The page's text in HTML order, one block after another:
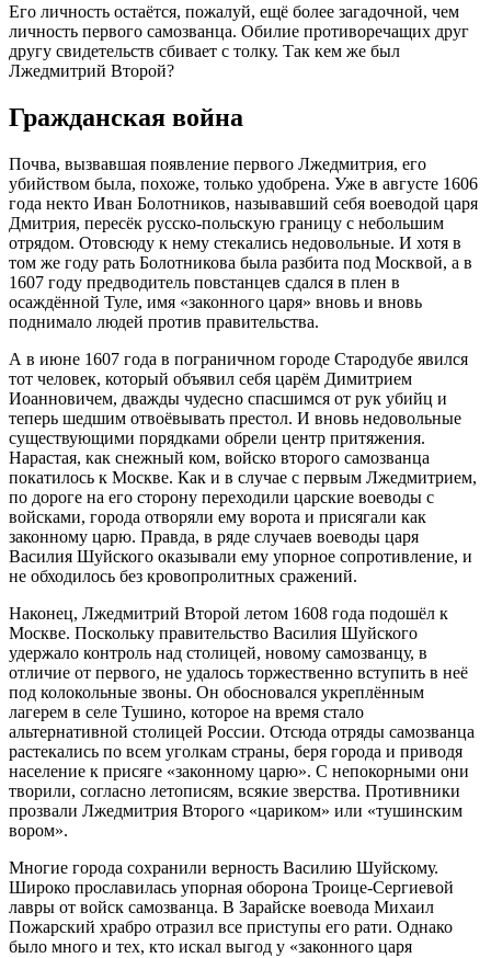
Его личность остаётся, пожалуй, ещё более загадочной, чем
личность первого самозванца. Обилие противоречащих друг
другу свидетельств сбивает с толку. Так кем же был
Лжедмитрий Второй?
Гражданская война
Почва, вызвавшая появление первого Лжедмитрия, его
убийством была, похоже, только удобрена. Уже в августе 1606
года некто Иван Болотников, называвший себя воеводой царя
Дмитрия, пересёк русско-польскую границу с небольшим
отрядом. Отовсюду к нему стекались недовольные. И хотя в
том же году рать Болотникова была разбита под Москвой, а в
1607 году предводитель повстанцев сдался в плен в
осаждённой Туле, имя «законного царя» вновь и вновь
поднимало людей против правительства.
А в июне 1607 года в пограничном городе Стародубе явился
тот человек, который объявил себя царём Димитрием
Иоанновичем, дважды чудесно спасшимся от рук убийц и
теперь шедшим отвоёвывать престол. И вновь недовольные
существующими порядками обрели центр притяжения.
Нарастая, как снежный ком, войско второго самозванца
покатилось к Москве. Как и в случае с первым Лжедмитрием,
по дороге на его сторону переходили царские воеводы с
войсками, города отворяли ему ворота и присягали как
законному царю. Правда, в ряде случаев воеводы царя
Василия Шуйского оказывали ему упорное сопротивление, и
не обходилось без кровопролитных сражений.
Наконец, Лжедмитрий Второй летом 1608 года подошёл к
Москве. Поскольку правительство Василия Шуйского
удержало контроль над столицей, новому самозванцу, в
отличие от первого, не удалось торжественно вступить в неё
под колокольные звоны. Он обосновался укреплённым
лагерем в селе Тушино, которое на время стало
альтернативной столицей России. Отсюда отряды самозванца
растекались по всем уголкам страны, беря города и приводя
население к присяге «законному царю». С непокорными они
творили, согласно летописям, всякие зверства. Противники
прозвали Лжедмитрия Второго «цариком» или «тушинским
вором».
Многие города сохранили верность Василию Шуйскому.
Широко прославилась упорная оборона Троице-Сергиевой
лавры от войск самозванца. В Зарайске воевода Михаил
Пожарский храбро отразил все приступы его рати. Однако
было много и тех, кто искал выгод у «законного царя